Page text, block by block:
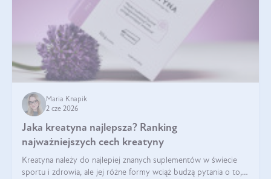
Maria Knapik
2 cze 2026
Jaka kreatyna najlepsza? Ranking
najważniejszych cech kreatyny
Kreatyna należy do najlepiej znanych suplementów w świecie
sportu i zdrowia, ale jej różne formy wciąż budzą pytania o to,